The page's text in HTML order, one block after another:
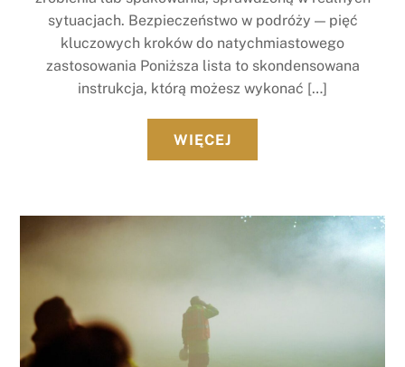
sytuacjach. Bezpieczeństwo w podróży — pięć
kluczowych kroków do natychmiastowego
zastosowania Poniższa lista to skondensowana
instrukcja, którą możesz wykonać […]
WIĘCEJ